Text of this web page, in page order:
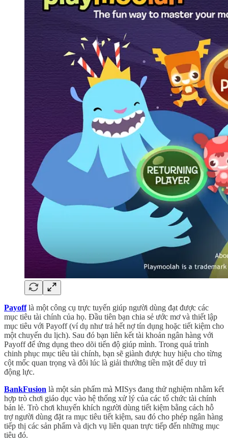
Payofflà một công cụ trực tuyến giúp người dùng đạt được các
mục tiêu tài chính của họ. Đầu tiên bạn chia sẻ ước mơ và thiết lập
mục tiêu với Payoff (ví dụ như trả hết nợ tín dụng hoặc tiết kiệm cho
một chuyến du lịch). Sau đó bạn liên kết tài khoản ngân hàng với
Payoff để ứng dụng theo dõi tiến độ giúp mình. Trong quá trình
chinh phục mục tiêu tài chính, bạn sẽ giành được huy hiệu cho từng
cột mốc quan trọng và đôi lúc là giải thưởng tiền mặt để duy trì
động lực.
BankFusion là một sản phẩm mà MISys đang thử nghiệm nhằm kết
hợp trò chơi giáo dục vào hệ thống xử lý của các tổ chức tài chính
bán lẻ. Trò chơi khuyến khích người dùng tiết kiệm bằng cách hỗ
trợ người dùng đặt ra mục tiêu tiết kiệm, sau đó cho phép ngân hàng
tiếp thị các sản phẩm và dịch vụ liên quan trực tiếp đến những mục
tiêu đó.